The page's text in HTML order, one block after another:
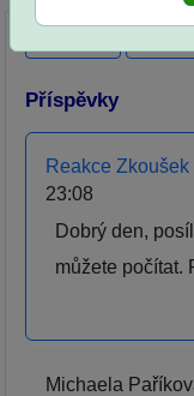
Příspěvky
Reakce
23:08
Dobrý den,
můžete počítat.
Michaela